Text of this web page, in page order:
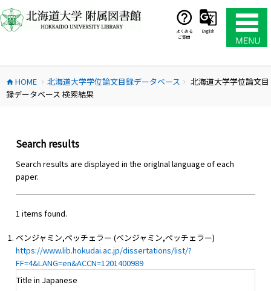
ン
テ
ス
キ
よくある
ご質問
English
home HOME chevron_right 北海道大学学位論文目録データベース chevron_right
北海道大学学位論文目
録データベース 検索結果
Search results
Search results are displayed in the origlnal language of each
paper.
1 items found.
ベンジャミン,ペッチェラー (ベンジャミン,ペッチェラー)
https://www.lib.hokudai.ac.jp/dissertations/list/?
FF=4&LANG=en&ACCN=1201400989
Title in Japanese